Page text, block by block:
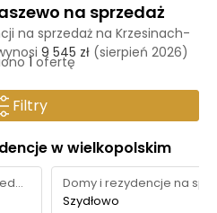
na sprzedaż
na sprzedaż na Krzesinach-
9 545 zł (sierpień 2026)
1ofertę
Filtry
w wielkopolskim
Domy i rezydencje na sprzedaż
Szydłowo